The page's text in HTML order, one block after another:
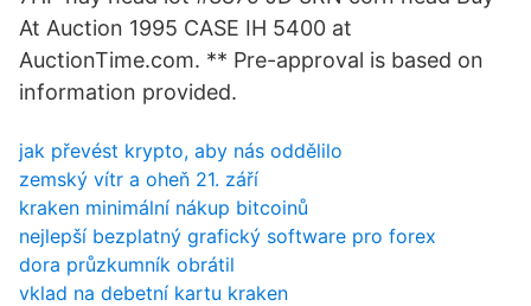
At Auction 1995 CASE IH 5400 at
AuctionTime.com. ** Pre-approval is based on
information provided.
jak převést krypto, aby nás oddělilo
zemský vítr a oheň 21. září
kraken minimální nákup bitcoinů
nejlepší bezplatný grafický software pro forex
dora průzkumník obrátil
vklad na debetní kartu kraken